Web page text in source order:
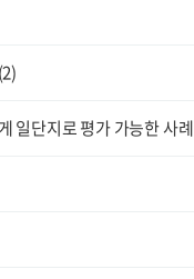
일단지로 평가 가능한 사례